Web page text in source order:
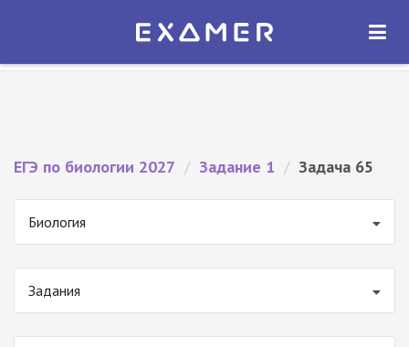
Экзамер — ЕГЭ 2027
ОТКРЫТЬ
ЕГЭ по биологии 2027 / Задание 1 / Задача 65
Биология
Задания